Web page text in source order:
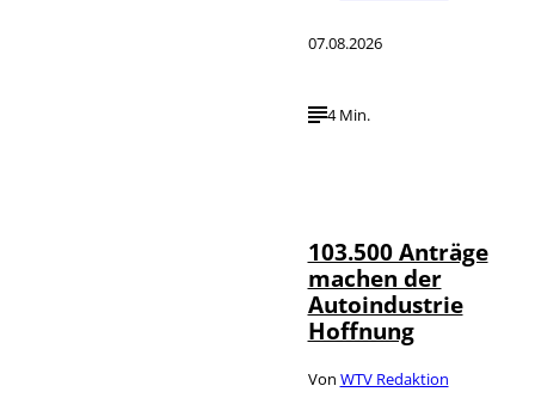
07.08.2026
4 Min.
103.500 Anträge
machen der
Autoindustrie
Hoffnung
Von WTV Redaktion